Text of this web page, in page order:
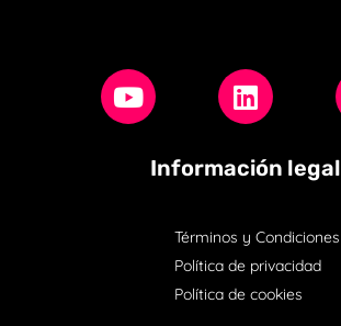
Información legal
Términos y Condiciones
Política de privacidad
Política de cookies